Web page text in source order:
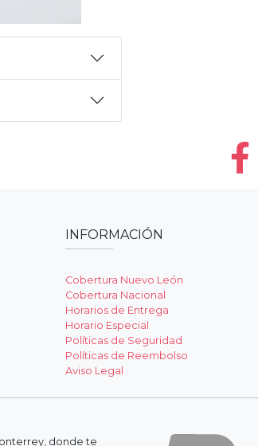
INFORMACIÓN
Cobertura Nuevo León
Cobertura Nacional
Horarios de Entrega
Horario Especial
Políticas de Seguridad
Políticas de Reembolso
Aviso Legal
donde te